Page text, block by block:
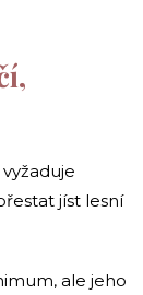
jíst lesní
ale jeho